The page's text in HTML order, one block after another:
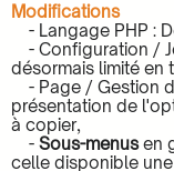
Modifications
- Langage PHP :
- Configuration /
désormais limité en
- Page / Gestion
présentation de
à copier,
- Sous-menusen
celle disponible une